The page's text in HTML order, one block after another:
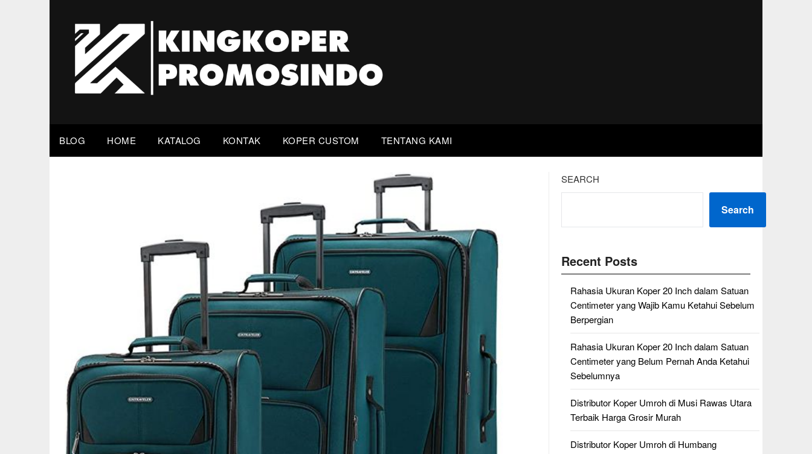
BLOG HOME KATALOG KONTAK KOPER CUSTOM TENTANG KAMI
SEARCH
Search
Recent Posts
Rahasia Ukuran Koper 20 Inch dalam Satuan
Centimeter yang Wajib Kamu Ketahui Sebelum
Berpergian
Rahasia Ukuran Koper 20 Inch dalam Satuan
Centimeter yang Belum Pernah Anda Ketahui
Sebelumnya
Distributor Koper Umroh di Musi Rawas Utara
Terbaik Harga Grosir Murah
Distributor Koper Umroh di Humbang